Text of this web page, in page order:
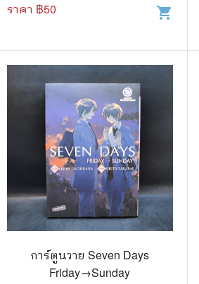
ราคา ฿50 shopping_cart
การ์ตูนวาย Seven Days
Friday→Sunday
👨‍❤️‍👨 การ์ตูนวาย การ์ตูนยูริ
🕰️ การ์ตูนยุคเก่า
❤️ รัก โรแมนติก
🎭 ดราม่า ชีวิต เรื่องจริง
💀 ผี สยองขวัญ ระทึกขวัญ
🐾 เกี่ยวกับสัตว์
🎻 การ์ตูนดนตรี